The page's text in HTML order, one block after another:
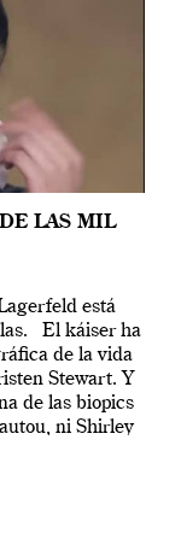
LAS MIL
está
El káiser ha
de la vida
Stewart. Y
de las biopics
ni Shirley
él […]